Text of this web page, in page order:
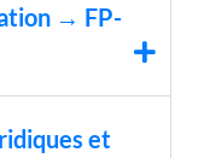
→ FP-
et